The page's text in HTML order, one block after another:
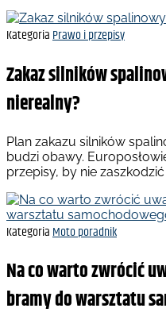
KategoriaPrawo i przepisy
Zakaz silników
nierealny?
Plan zakazu silników
budzi obawy.
przepisy, by nie
KategoriaMoto poradnik
Na co warto zwrócić
bramy do warsztatu